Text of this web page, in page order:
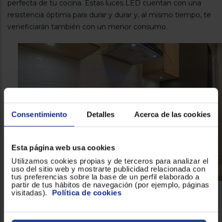
Consentimiento Detalles Acerca de las cookies
Esta página web usa cookies
Utilizamos cookies propias y de terceros para analizar el
uso del sitio web y mostrarte publicidad relacionada con
tus preferencias sobre la base de un perfil elaborado a
partir de tus hábitos de navegación (por ejemplo, páginas
visitadas). Política de cookies
perfecta de tu cocina. Estas luces LED cuentan con una
resistencia óptima para durar y durar y, al mismo tiempo, te
veneficiarán también con un menor consumo.
Con mandos sencillos y un control sin
problemas